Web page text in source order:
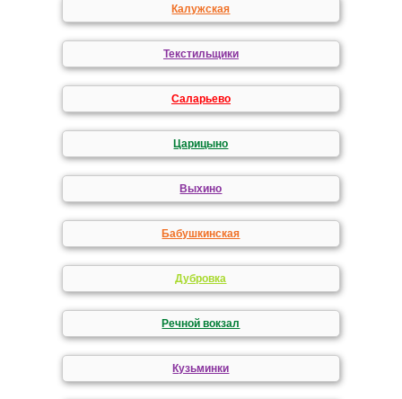
Калужская
Текстильщики
Саларьево
Царицыно
Выхино
Бабушкинская
Дубровка
Речной вокзал
Кузьминки